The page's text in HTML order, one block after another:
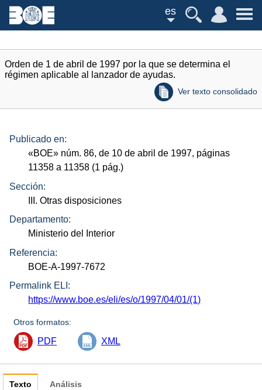
es
Orden de 1 de abril de 1997 por la que se determina el
régimen aplicable al lanzador de ayudas.
Ver texto consolidado
Publicado en:
«BOE» núm. 86, de 10 de abril de 1997, páginas
11358 a 11358 (1 pág.)
Sección:
III. Otras disposiciones
Departamento:
Ministerio del Interior
Referencia:
BOE-A-1997-7672
Permalink ELI:
https://www.boe.es/eli/es/o/1997/04/01/(1)
Otros formatos:
PDF XML
Texto Análisis